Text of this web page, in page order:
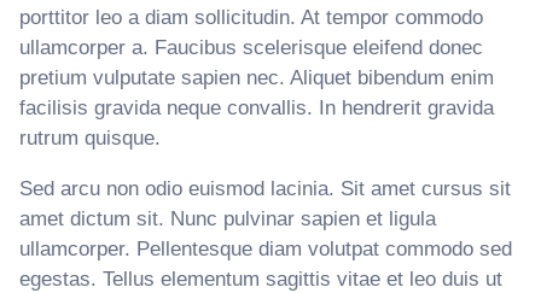
porttitor leo a diam sollicitudin. At tempor commodo
ullamcorper a. Faucibus scelerisque eleifend donec
pretium vulputate sapien nec. Aliquet bibendum enim
facilisis gravida neque convallis. In hendrerit gravida
rutrum quisque.
Sed arcu non odio euismod lacinia. Sit amet cursus sit
amet dictum sit. Nunc pulvinar sapien et ligula
ullamcorper. Pellentesque diam volutpat commodo sed
egestas. Tellus elementum sagittis vitae et leo duis ut